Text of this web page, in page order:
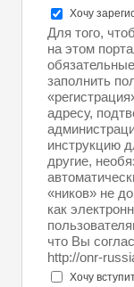
Хочу
Для того,
на этом
заполнить
адресу,
инструкцию
другие,
«ников» не
как
что Вы
http://onr-
Хочу